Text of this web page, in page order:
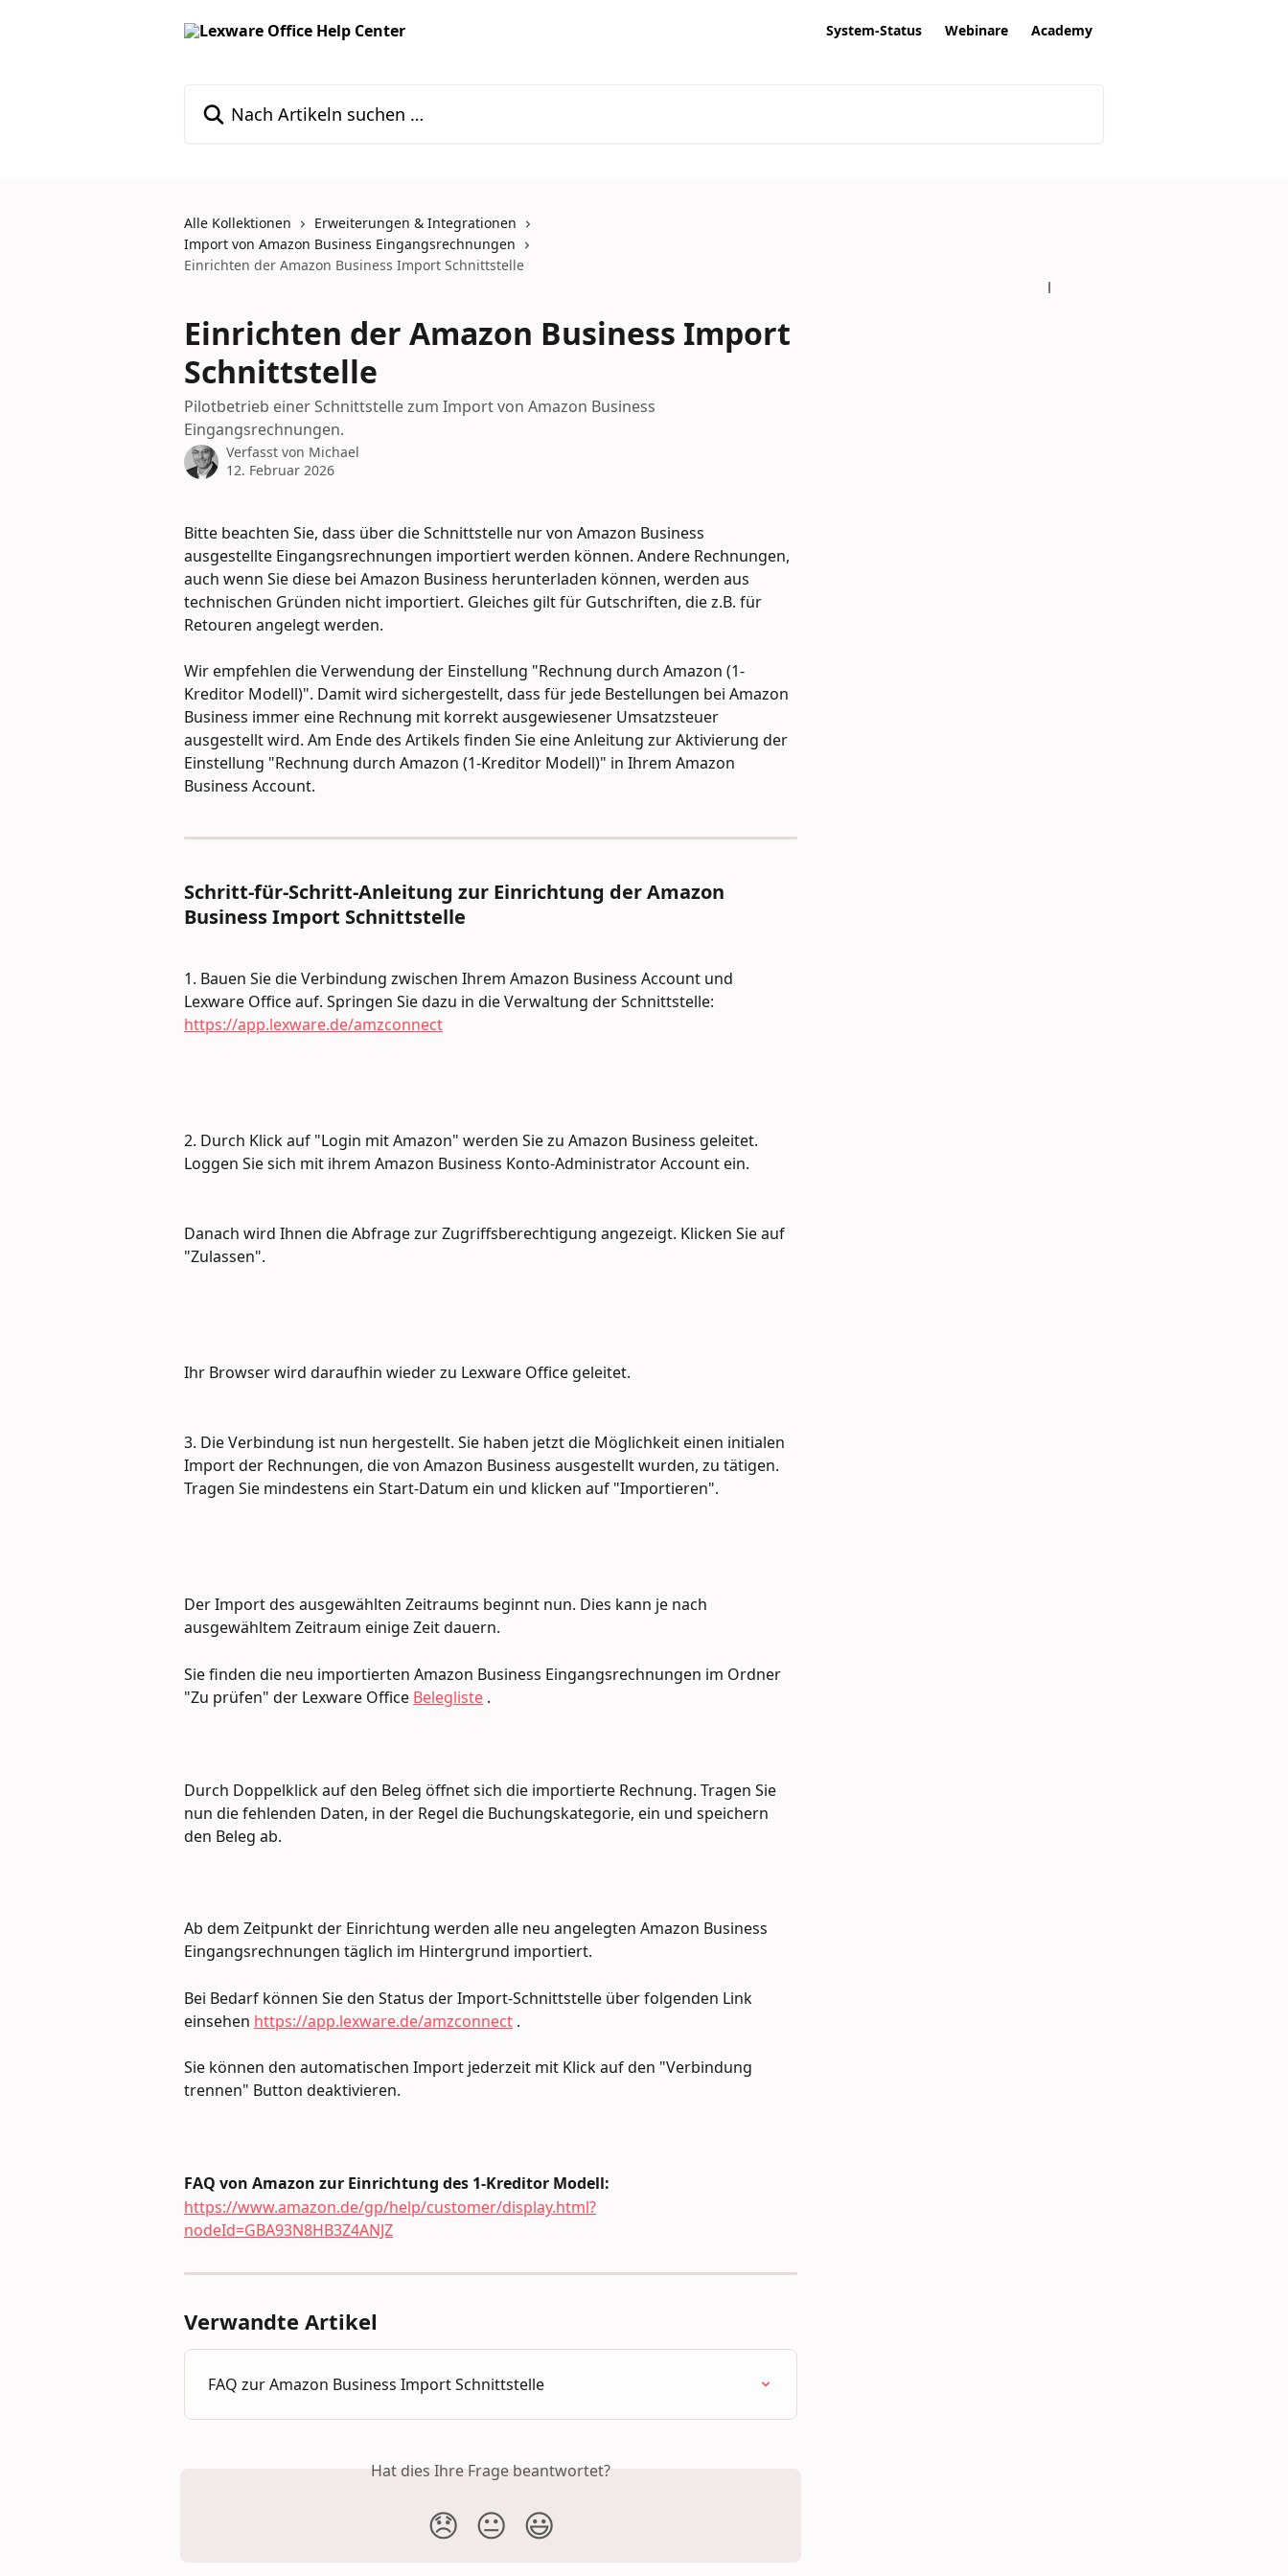
System-Status Webinare Academy
Alle Kollektionen
Erweiterungen & Integrationen
Import von Amazon Business Eingangsrechnungen
Einrichten der Amazon Business Import Schnittstelle
Einrichten der Amazon Business Import
Schnittstelle
Pilotbetrieb einer Schnittstelle zum Import von Amazon Business
Eingangsrechnungen.
Verfasst von Michael
12. Februar 2026
Bitte beachten Sie, dass über die Schnittstelle nur von Amazon Business
ausgestellte Eingangsrechnungen importiert werden können. Andere Rechnungen,
auch wenn Sie diese bei Amazon Business herunterladen können, werden aus
technischen Gründen nicht importiert. Gleiches gilt für Gutschriften, die z.B. für
Retouren angelegt werden.
Wir empfehlen die Verwendung der Einstellung "Rechnung durch Amazon (1-
Kreditor Modell)". Damit wird sichergestellt, dass für jede Bestellungen bei Amazon
Business immer eine Rechnung mit korrekt ausgewiesener Umsatzsteuer
ausgestellt wird. Am Ende des Artikels finden Sie eine Anleitung zur Aktivierung der
Einstellung "Rechnung durch Amazon (1-Kreditor Modell)" in Ihrem Amazon
Business Account.
Schritt-für-Schritt-Anleitung zur Einrichtung der Amazon
Business Import Schnittstelle
1. Bauen Sie die Verbindung zwischen Ihrem Amazon Business Account und
Lexware Office auf. Springen Sie dazu in die Verwaltung der Schnittstelle:
https://app.lexware.de/amzconnect
2. Durch Klick auf "Login mit Amazon" werden Sie zu Amazon Business geleitet.
Loggen Sie sich mit ihrem Amazon Business Konto-Administrator Account ein.
Danach wird Ihnen die Abfrage zur Zugriffsberechtigung angezeigt. Klicken Sie auf
"Zulassen".
Ihr Browser wird daraufhin wieder zu Lexware Office geleitet.
3. Die Verbindung ist nun hergestellt. Sie haben jetzt die Möglichkeit einen initialen
Import der Rechnungen, die von Amazon Business ausgestellt wurden, zu tätigen.
Tragen Sie mindestens ein Start-Datum ein und klicken auf "Importieren".
Der Import des ausgewählten Zeitraums beginnt nun. Dies kann je nach
ausgewähltem Zeitraum einige Zeit dauern.
Sie finden die neu importierten Amazon Business Eingangsrechnungen im Ordner
"Zu prüfen" der Lexware Office Belegliste .
Durch Doppelklick auf den Beleg öffnet sich die importierte Rechnung. Tragen Sie
nun die fehlenden Daten, in der Regel die Buchungskategorie, ein und speichern
den Beleg ab.
Ab dem Zeitpunkt der Einrichtung werden alle neu angelegten Amazon Business
Eingangsrechnungen täglich im Hintergrund importiert.
Bei Bedarf können Sie den Status der Import-Schnittstelle über folgenden Link
einsehen https://app.lexware.de/amzconnect .
Sie können den automatischen Import jederzeit mit Klick auf den "Verbindung
trennen" Button deaktivieren.
FAQ von Amazon zur Einrichtung des 1-Kreditor Modell:
https://www.amazon.de/gp/help/customer/display.html?
nodeId=GBA93N8HB3Z4ANJZ
Verwandte Artikel
FAQ zur Amazon Business Import Schnittstelle
Hat dies Ihre Frage beantwortet?
😞 😐 😃